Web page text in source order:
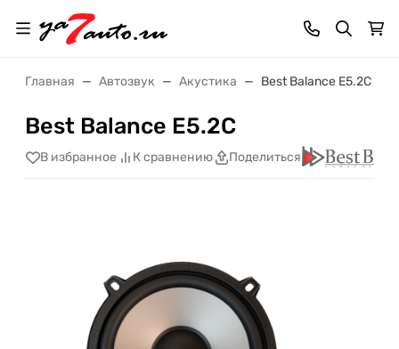
Главная Автозвук Акустика Best Balance E5.2C
Best Balance E5.2C
В избранное К сравнению Поделиться